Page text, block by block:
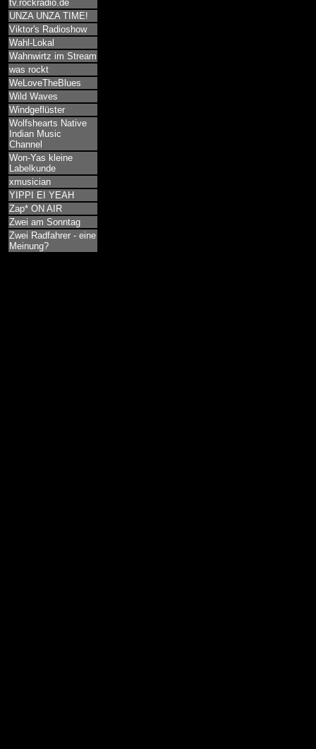
tv.rockradio.de
UNZA UNZA TIME!
Viktor's Radioshow
Wahl-Lokal
Wahnwirtz im Stream
was rockt
WeLoveTheBlues
Wild Waves
Windgeflüster
Wolfshearts Native
Indian Music
Channel
Won-Yas kleine
Labelkunde
xmusician
YIPPI EI YEAH
Zap* ON AIR
Zwei am Sonntag
Zwei Radfahrer - eine
Meinung?